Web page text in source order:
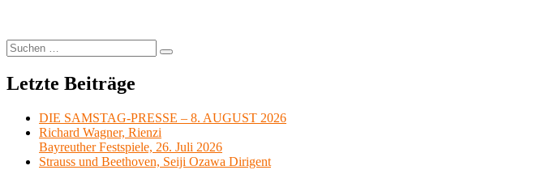
Suchen
nach:
Suchen
Letzte Beiträge
DIE SAMSTAG-PRESSE – 8. AUGUST 2026
Richard Wagner, Rienzi
Bayreuther Festspiele, 26. Juli 2026
Strauss und Beethoven, Seiji Ozawa Dirigent